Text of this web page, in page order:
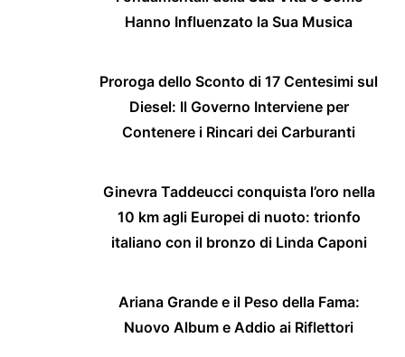
Hanno Influenzato la Sua Musica
Proroga dello Sconto di 17 Centesimi sul
Diesel: Il Governo Interviene per
Contenere i Rincari dei Carburanti
Ginevra Taddeucci conquista l’oro nella
10 km agli Europei di nuoto: trionfo
italiano con il bronzo di Linda Caponi
Ariana Grande e il Peso della Fama:
Nuovo Album e Addio ai Riflettori